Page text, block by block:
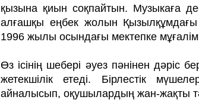
қызына қиын соқпайтын. Музыкаға
алғашқы еңбек жолын Қызылқұмдағы
1996 жылы осындағы мектепке
Өз ісінің шебері әуез пәнінен дәріс
жетекшілік етеді. Бірлестік
айналысып, оқушылардың жан-жақ­ты